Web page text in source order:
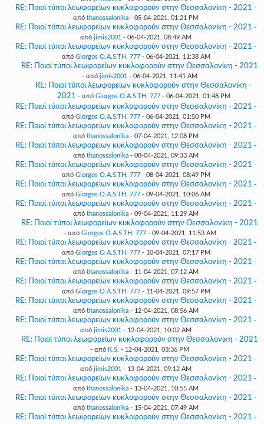
RE: Ποιοί τύποι λεωφορείων κυκλοφορούν στην Θεσσαλονίκη - 2021 -
από thanossalonika - 05-04-2021, 01:21 PM
RE: Ποιοί τύποι λεωφορείων κυκλοφορούν στην Θεσσαλονίκη - 2021 -
από jimis2001 - 06-04-2021, 08:49 AM
RE: Ποιοί τύποι λεωφορείων κυκλοφορούν στην Θεσσαλονίκη - 2021 -
από Giorgos O.A.S.TH. 777- 06-04-2021, 11:38 AM
RE: Ποιοί τύποι λεωφορείων κυκλοφορούν στην Θεσσαλονίκη - 2021
- από jimis2001 - 06-04-2021, 11:41 AM
RE: Ποιοί τύποι λεωφορείων κυκλοφορούν στην Θεσσαλονίκη -
2021 - από Giorgos O.A.S.TH. 777- 06-04-2021, 01:48 PM
RE: Ποιοί τύποι λεωφορείων κυκλοφορούν στην Θεσσαλονίκη - 2021 -
από Giorgos O.A.S.TH. 777- 06-04-2021, 01:50 PM
RE: Ποιοί τύποι λεωφορείων κυκλοφορούν στην Θεσσαλονίκη - 2021 -
από thanossalonika - 07-04-2021, 12:08 PM
RE: Ποιοί τύποι λεωφορείων κυκλοφορούν στην Θεσσαλονίκη - 2021 -
από thanossalonika - 08-04-2021, 09:33 AM
RE: Ποιοί τύποι λεωφορείων κυκλοφορούν στην Θεσσαλονίκη - 2021 -
από Giorgos O.A.S.TH. 777- 08-04-2021, 08:49 PM
RE: Ποιοί τύποι λεωφορείων κυκλοφορούν στην Θεσσαλονίκη - 2021 -
από Giorgos O.A.S.TH. 777- 09-04-2021, 10:06 AM
RE: Ποιοί τύποι λεωφορείων κυκλοφορούν στην Θεσσαλονίκη - 2021 -
από thanossalonika - 09-04-2021, 11:29 AM
RE: Ποιοί τύποι λεωφορείων κυκλοφορούν στην Θεσσαλονίκη - 2021
- από Giorgos O.A.S.TH. 777- 09-04-2021, 11:53 AM
RE: Ποιοί τύποι λεωφορείων κυκλοφορούν στην Θεσσαλονίκη - 2021 -
από Giorgos O.A.S.TH. 777- 10-04-2021, 07:17 PM
RE: Ποιοί τύποι λεωφορείων κυκλοφορούν στην Θεσσαλονίκη - 2021 -
από thanossalonika - 11-04-2021, 07:12 AM
RE: Ποιοί τύποι λεωφορείων κυκλοφορούν στην Θεσσαλονίκη - 2021 -
από Giorgos O.A.S.TH. 777- 11-04-2021, 09:57 PM
RE: Ποιοί τύποι λεωφορείων κυκλοφορούν στην Θεσσαλονίκη - 2021 -
από thanossalonika - 12-04-2021, 08:56 AM
RE: Ποιοί τύποι λεωφορείων κυκλοφορούν στην Θεσσαλονίκη - 2021 -
από jimis2001 - 12-04-2021, 10:02 AM
RE: Ποιοί τύποι λεωφορείων κυκλοφορούν στην Θεσσαλονίκη - 2021
- από K.S. - 12-04-2021, 03:36 PM
RE: Ποιοί τύποι λεωφορείων κυκλοφορούν στην Θεσσαλονίκη - 2021 -
από jimis2001 - 13-04-2021, 09:12 AM
RE: Ποιοί τύποι λεωφορείων κυκλοφορούν στην Θεσσαλονίκη - 2021 -
από thanossalonika - 13-04-2021, 10:55 AM
RE: Ποιοί τύποι λεωφορείων κυκλοφορούν στην Θεσσαλονίκη - 2021 -
από thanossalonika - 15-04-2021, 07:49 AM
RE: Ποιοί τύποι λεωφορείων κυκλοφορούν στην Θεσσαλονίκη - 2021 -